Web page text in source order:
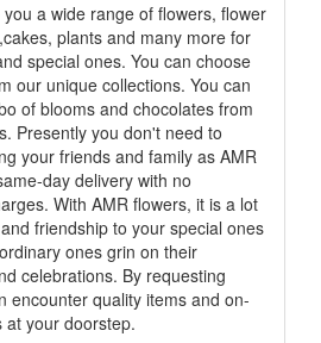
a wide range of flowers, flower
plants and many more for
special ones. You can choose
our unique collections. You can
of blooms and chocolates from
Presently you don't need to
your friends and family as AMR
day delivery with no
With AMR flowers, it is a lot
friendship to your special ones
ones grin on their
celebrations. By requesting
encounter quality items and on-
at your doorstep.